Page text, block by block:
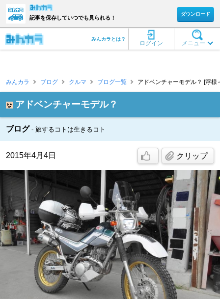
記事を保存していつでも見られる！
ダウンロード
メニュー
ログイン
みんカラとは？
みんカラ ブログ クルマ ブログ一覧 アドベンチャーモデル？ [浮
アドベンチャーモデル？
ブログ 旅するコトは生きるコト
2015年4月4日 クリップ